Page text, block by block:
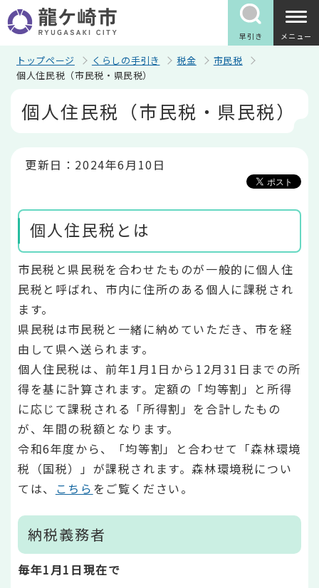
の
ペ
早引き メニュー
トップページ くらしの手引き 税金
市民税
個人住民税（市民税・県民税）
個人住民税（市民税・県民税）
更新日：2024年6月10日
個人住民税とは
市民税と県民税を合わせたものが一般的に個人住
民税と呼ばれ、市内に住所のある個人に課税され
ます。
県民税は市民税と一緒に納めていただき、市を経
由して県へ送られます。
個人住民税は、前年1月1日から12月31日までの所
得を基に計算されます。定額の「均等割」と所得
に応じて課税される「所得割」を合計したもの
が、年間の税額となります。
令和6年度から、「均等割」と合わせて「森林環境
税（国税）」が課税されます。森林環境税につい
ては、 こちら をご覧ください。
納税義務者
毎年1月1日現在で